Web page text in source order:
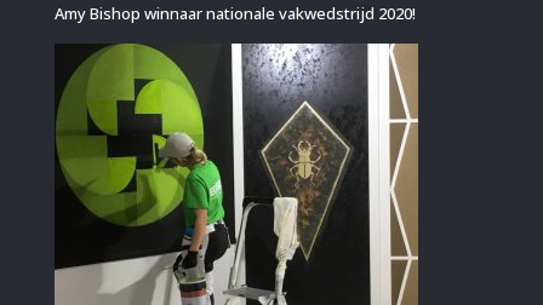
Amy Bishop winnaar nationale vakwedstrijd 2020!